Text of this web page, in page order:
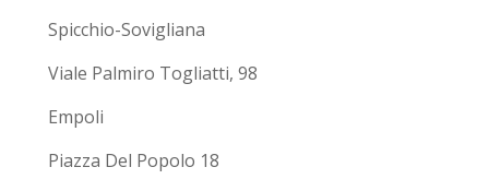
Spicchio-Sovigliana
Viale Palmiro Togliatti, 98
Empoli
Piazza Del Popolo 18